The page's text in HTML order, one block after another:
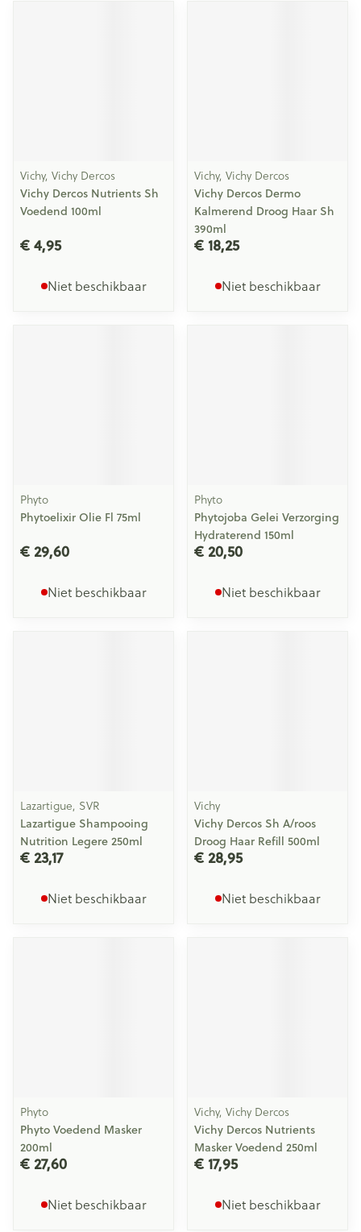
Vichy, Vichy Dercos
Vichy Dercos Nutrients Sh
Voedend 100ml
€ 4,95
Niet beschikbaar
Vichy, Vichy Dercos
Vichy Dercos Dermo
Kalmerend Droog Haar Sh
390ml
€ 18,25
Niet beschikbaar
Phyto
Phytoelixir Olie Fl 75ml
€ 29,60
Niet beschikbaar
Phyto
Phytojoba Gelei Verzorging
Hydraterend 150ml
€ 20,50
Niet beschikbaar
Lazartigue, SVR
Lazartigue Shampooing
Nutrition Legere 250ml
€ 23,17
Niet beschikbaar
Vichy
Vichy Dercos Sh A/roos
Droog Haar Refill 500ml
€ 28,95
Niet beschikbaar
Phyto
Phyto Voedend Masker
200ml
€ 27,60
Niet beschikbaar
Vichy, Vichy Dercos
Vichy Dercos Nutrients
Masker Voedend 250ml
€ 17,95
Niet beschikbaar